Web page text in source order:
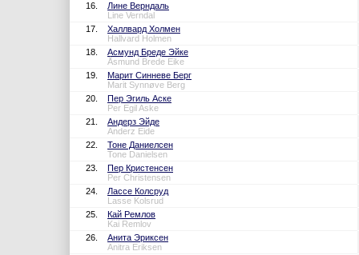
16.
Лине Верндаль
Line Verndal
17.
Халлвард Холмен
Hallvard Holmen
18.
Асмунд Бреде Эйке
Åsmund Brede Eike
19.
Марит Синневе Берг
Marit Synnøve Berg
20.
Пер Эгиль Аске
Per Egil Aske
21.
Андерз Эйде
Anderz Eide
22.
Тоне Даниелсен
Tone Danielsen
23.
Пер Кристенсен
Per Christensen
24.
Лассе Колсруд
Lasse Kolsrud
25.
Кай Ремлов
Kai Remlov
26.
Анита Эриксен
Anitra Eriksen